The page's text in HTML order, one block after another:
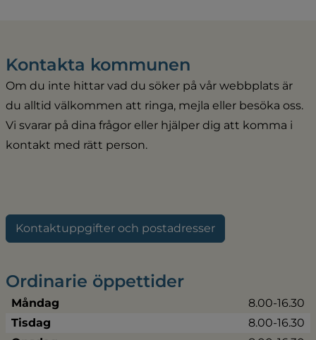
Kontakta kommunen
Om du inte hittar vad du söker på vår webbplats är
du alltid välkommen att ringa, mejla eller besöka oss.
Vi svarar på dina frågor eller hjälper dig att komma i
kontakt med rätt person.
Kontaktuppgifter och postadresser
Ordinarie öppettider
Måndag
8.00-16.30
Tisdag
8.00-16.30